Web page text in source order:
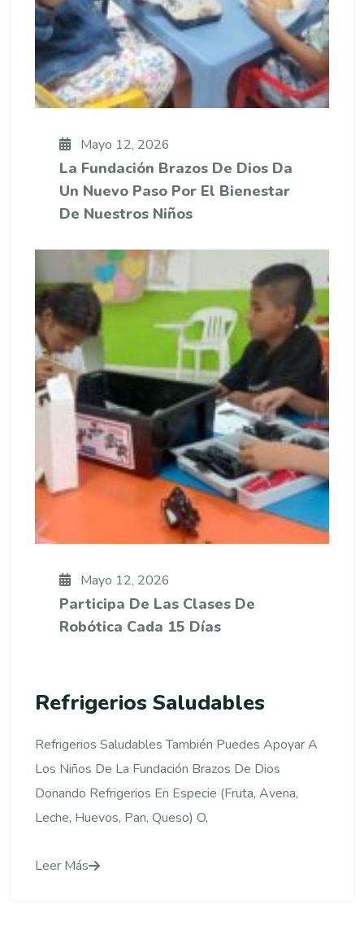
Mayo 12, 2026
La Fundación Brazos De Dios Da
Un Nuevo Paso Por El Bienestar
De Nuestros Niños
Mayo 12, 2026
Participa De Las Clases De
Robótica Cada 15 Días
Refrigerios Saludables
Refrigerios Saludables También Puedes Apoyar A
Los Niños De La Fundación Brazos De Dios
Donando Refrigerios En Especie (fruta, Avena,
Leche, Huevos, Pan, Queso) O,
Leer Más